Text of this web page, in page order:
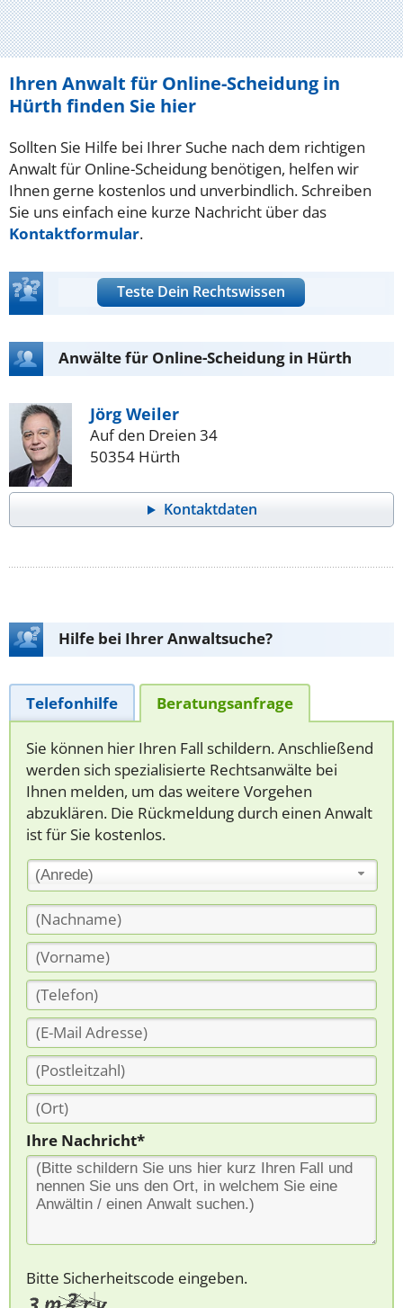
Ihren Anwalt für Online-Scheidung in
Hürth finden Sie hier
Sollten Sie Hilfe bei Ihrer Suche nach dem richtigen
Anwalt für Online-Scheidung benötigen, helfen wir
Ihnen gerne kostenlos und unverbindlich. Schreiben
Sie uns einfach eine kurze Nachricht über das
Kontaktformular.
Teste Dein Rechtswissen
Anwälte für Online-Scheidung in Hürth
Jörg Weiler
Auf den Dreien 34
50354 Hürth
Kontaktdaten
Hilfe bei Ihrer Anwaltsuche?
Telefonhilfe Beratungsanfrage
Sie können hier Ihren Fall schildern. Anschließend
werden sich spezialisierte Rechtsanwälte bei
Ihnen melden, um das weitere Vorgehen
abzuklären. Die Rückmeldung durch einen Anwalt
ist für Sie kostenlos.
(Anrede)
Ihre Nachricht*
Bitte Sicherheitscode eingeben.